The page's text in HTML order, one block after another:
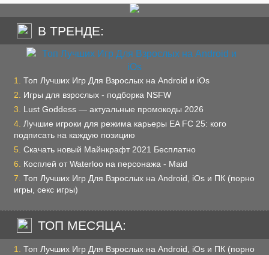
В ТРЕНДЕ:
Топ Лучших Игр Для Взрослых на Android и iOs
Игры для взрослых - подборка NSFW
Lust Goddess — актуальные промокоды 2026
Лучшие игроки для режима карьеры EA FC 25: кого
подписать на каждую позицию
Скачать новый Майнкрафт 2021 Бесплатно
Косплей от Waterloo на персонажа - Maid
Топ Лучших Игр Для Взрослых на Android, iOs и ПК (порно
игры, секс игры)
ТОП МЕСЯЦА:
Топ Лучших Игр Для Взрослых на Android, iOs и ПК (порно